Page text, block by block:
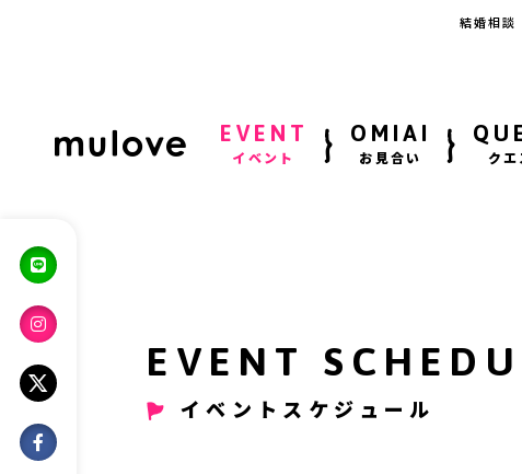
結婚相談
EVENT
イベント
OMIAI
お見合い クエ
EVENT
イベントスケジュール